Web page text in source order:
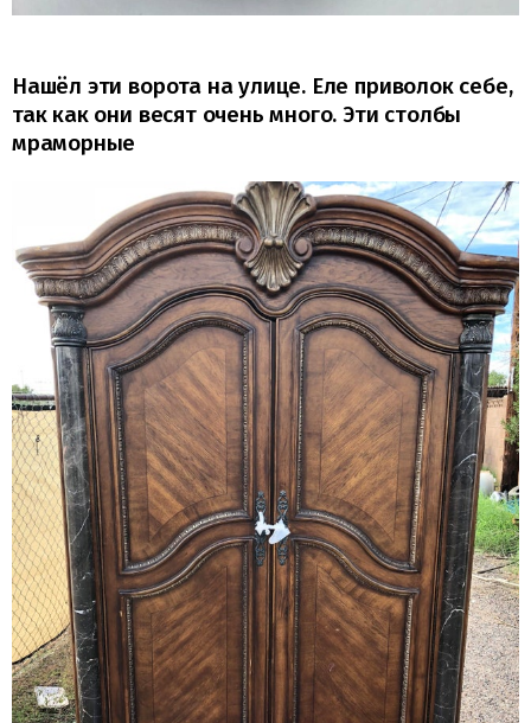
Нашёл эти ворота на улице. Еле приволок себе,
так как они весят очень много. Эти столбы
мраморные